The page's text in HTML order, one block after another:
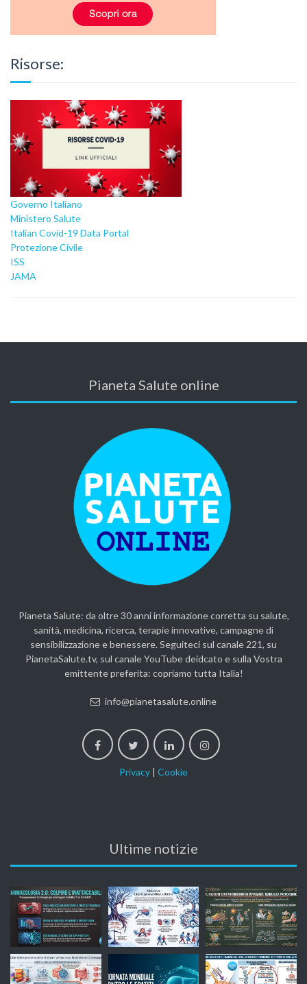
Risorse:
Governo Italiano
Ministero Salute
Italian Covid-19 Data Portal
Protezione Civile
ISS
JAMA
Pianeta Salute online
Pianeta Salute: da oltre 30 anni informazione corretta su salute,
sanità, medicina, ricerca, terapie innovative, campagne di
sensibilizzazione e benessere. Seguiteci sul canale 221, su
PianetaSalute.tv, sul canale YouTube deidcato e sulla Vostra
emittente preferita: copriamo tutta Italia!
info@pianetasalute.online
Privacy | Cookie
Ultime notizie